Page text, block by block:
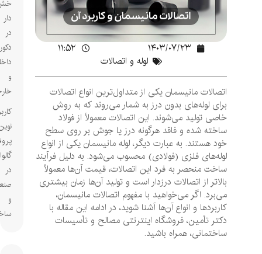
۱۴۰۳/۰۷/۲۳
۱۱:۵۲
لوله و اتصالات
اتصالات مانیسمان یکی از متداول‌ترین انواع اتصالات
برای لوله‌های بدون درز به شمار می‌روند که به روش
خاصی تولید می‌شوند. این اتصالات معمولاً از فولاد
ساخته شده و فاقد هرگونه درز یا جوش بر روی سطح
خود هستند. به عبارت دیگر، لوله مانیسمان یکی از انواع
لوله‌های فلزی (فولادی) محسوب می‌شود. به دلیل فرآیند
ساخت منحصر به فرد این اتصالات، قیمت آن‌ها معمولاً
بالاتر از اتصالات درزدار است و تولید آن‌ها زمان بیشتری
می‌برد. اگر می‌خواهید با مفهوم اتصالات مانیسمان،
کاربردها و انواع آن‌ها آشنا شوید، در ادامه این مقاله با
دکتر تأمین، فروشگاه اینترنتی مصالح و تأسیسات
ساختمانی، همراه باشید.
دکوراسیون
کاربردهای
پروفیل‌های
گالوانیزه
ساختمان